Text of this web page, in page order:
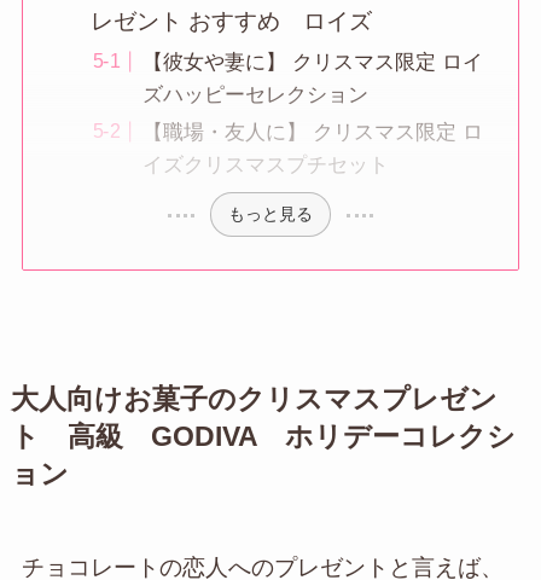
レゼント おすすめ ロイズ
【彼女や妻に】 クリスマス限定 ロイ
ズハッピーセレクション
【職場・友人に】 クリスマス限定 ロ
イズクリスマスプチセット
もっと見る
大人向けお菓子のクリスマスプレゼン
ト 高級 GODIVA ホリデーコレクシ
ョン
チョコレートの恋人へのプレゼントと言えば、